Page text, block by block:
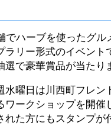
ハーブを使ったグル
ラリー形式のイベント
で豪華賞品が当たり
曜日は川西町フレン
ワークショップを開催
れた方にもスタンプが